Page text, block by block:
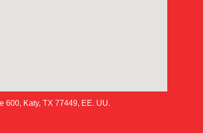
600, Katy, TX 77449, EE. UU.